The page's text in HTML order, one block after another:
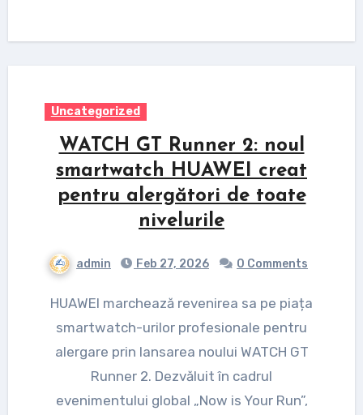
Uncategorized
WATCH GT Runner 2: noul
smartwatch HUAWEI creat
pentru alergători de toate
nivelurile
admin Feb 27, 2026 0 Comments
HUAWEI marchează revenirea sa pe piața
smartwatch-urilor profesionale pentru
alergare prin lansarea noului WATCH GT
Runner 2. Dezvăluit în cadrul
evenimentului global „Now is Your Run”,